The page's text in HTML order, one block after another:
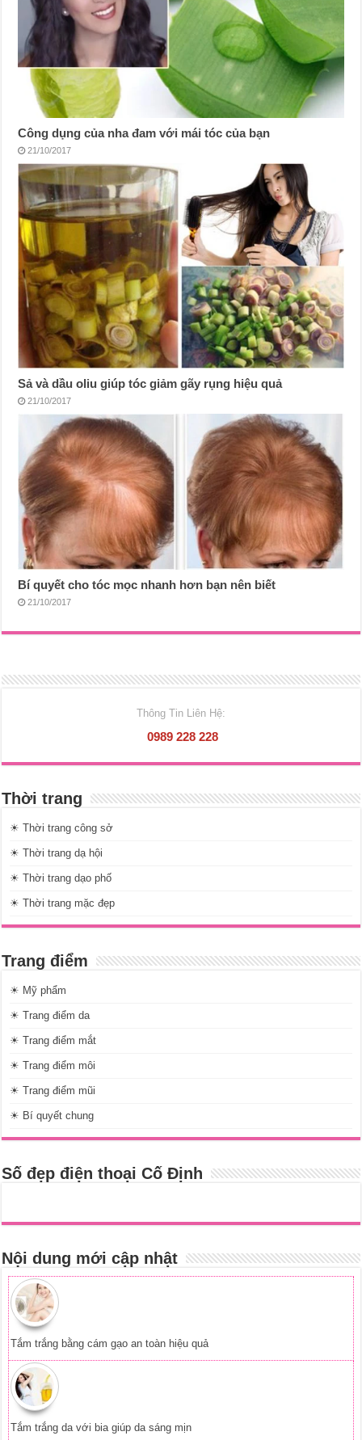
Công dụng của nha đam với mái tóc của bạn
21/10/2017
Sả và dầu oliu giúp tóc giảm gãy rụng hiệu quả
21/10/2017
Bí quyết cho tóc mọc nhanh hơn bạn nên biết
21/10/2017
Thông Tin Liên Hệ:
0989 228 228
Thời trang
☀ Thời trang công sở
☀ Thời trang dạ hội
☀ Thời trang dạo phố
☀ Thời trang mặc đẹp
Trang điểm
☀ Mỹ phẩm
☀ Trang điểm da
☀ Trang điểm mắt
☀ Trang điểm môi
☀ Trang điểm mũi
☀ Bí quyết chung
Số đẹp điện thoại Cố Định
Nội dung mới cập nhật
Tắm trắng bằng cám gạo an toàn hiệu quả
Tắm trắng da với bia giúp da sáng mịn